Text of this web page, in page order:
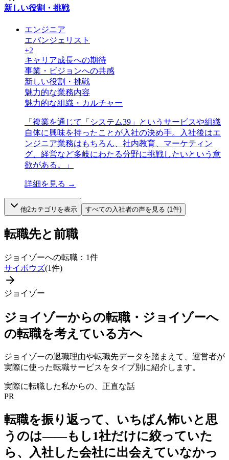
新しい役割・挑戦
エンジニア
エバンジェリスト
+2
キャリア成長への期待
事業・ビジョンへの共感
新しい役割・挑戦
魅力的な業務内容
魅力的な組織・カルチャー
「 複業を通じて「システム39」というサービスや組織
自体に興味を持ったことが入社の決め手。入社後はエ
ンジニア業務はもちろん、社内教育、マーケティン
グ、経営など多岐にわたる分野に挑戦したいという意
欲がある。
」
詳細を見る →
他2カテゴリを表示 すべての 入社者の声を見る (1 件)
転職先と前職
ジョイゾーへの転職： 1件
サイボウズ(1件)
ジョイゾー
ジョイゾーからの転職・ ジョイゾーへ
の転職を考えている方へ
ジョイゾーの退職理由や転職先データを踏まえて、運営者が
実際に使った転職サービスをタイプ別に紹介します。
実際に転職した私からの、正直な話
PR
転職を振り返って、いちばん怖いと思
うのは——もし1社だけに絞っていた
ら、入社した会社に出会えていなかっ